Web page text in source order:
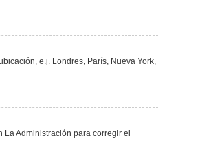
e.j. Londres, París, Nueva York,
Administración para corregir el